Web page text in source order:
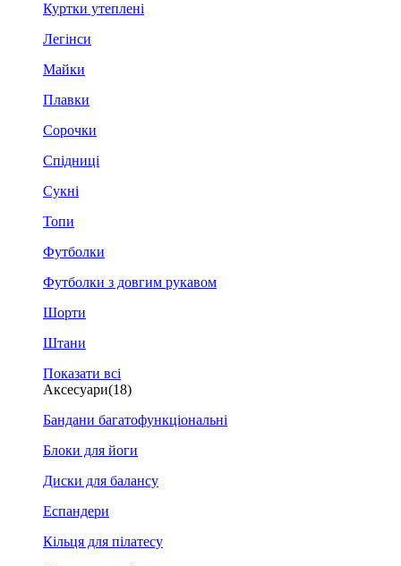
Куртки утеплені
Легінси
Майки
Плавки
Сорочки
Спідниці
Сукні
Топи
Футболки
Футболки з довгим рукавом
Шорти
Штани
Показати всі
Аксесуари(18)
Бандани багатофункціональні
Блоки для йоги
Диски для балансу
Еспандери
Кільця для пілатесу